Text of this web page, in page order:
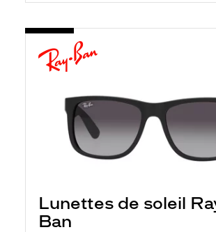
Lunettes de soleil
Ban